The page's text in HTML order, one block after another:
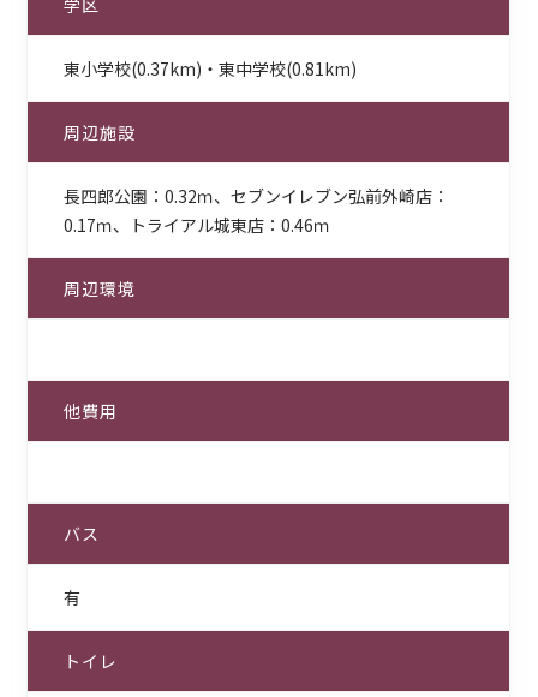
学区
東小学校(0.37km)・東中学校(0.81km)
周辺施設
長四郎公園：0.32ｍ、セブンイレブン弘前外崎店：
0.17ｍ、トライアル城東店：0.46ｍ
周辺環境
他費用
バス
有
トイレ